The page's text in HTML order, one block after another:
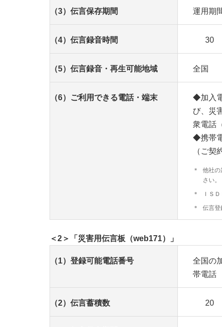
（3）伝言保存期間 運用期
（4）伝言録音時間 30
（5）伝言録音・再生可能地域 全国
（6）ご利用できる電話・端末
◆加入
び、災
衆電話
◆携帯
（ご
＊
他社の
さい。
＊
ＩＳ
＊
伝言登
＜2＞「災害用伝言板（web171）」
（1）登録可能電話番号
全国の
帯電話
（2）伝言蓄積数 20